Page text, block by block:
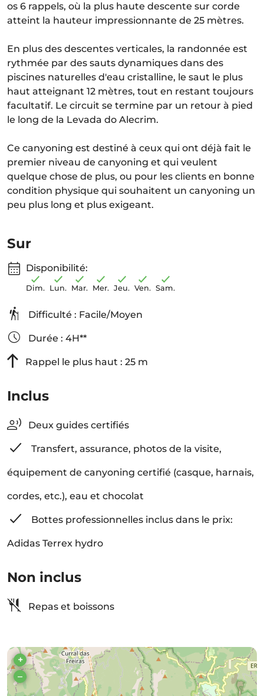
os 6 rappels, où la plus haute descente sur corde
atteint la hauteur impressionnante de 25 mètres.
En plus des descentes verticales, la randonnée est
rythmée par des sauts dynamiques dans des
piscines naturelles d'eau cristalline, le saut le plus
haut atteignant 12 mètres, tout en restant toujours
facultatif. Le circuit se termine par un retour à pied
le long de la Levada do Alecrim.
Ce canyoning est destiné à ceux qui ont déjà fait le
premier niveau de canyoning et qui veulent
quelque chose de plus, ou pour les clients en bonne
condition physique qui souhaitent un canyoning un
peu plus long et plus exigeant.
Sur
Disponibilité:
Dim. Lun. Mar. Mer. Jeu. Ven. Sam.
Difficulté : Facile/Moyen
Durée : 4H**
Rappel le plus haut : 25 m
Inclus
Deux guides certifiés
Transfert, assurance, photos de la visite,
équipement de canyoning certifié (casque, harnais,
cordes, etc.), eau et chocolat
Bottes professionnelles inclus dans le prix:
Adidas Terrex hydro
Non inclus
Repas et boissons
+
–